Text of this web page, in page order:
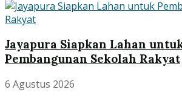
Jayapura Siapkan Lahan
Pembangunan Sekolah Rakyat
6 Agustus 2026